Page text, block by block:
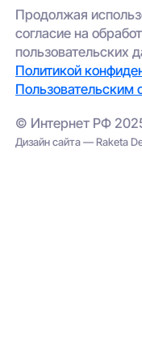
Продолжая
согласие на
пользовательских
Политикой
Пользовательским
© Интернет РФ
Дизайн сайта — Raketa